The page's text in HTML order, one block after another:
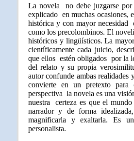
La novela
no debe juzgarse
explicado en muchas ocasiones,
histórica y con mayor necesidad
como los precolombinos. El
históricos y lingüísticos. La
científicamente cada juicio,
que ellos estén obligados por la
del relato y su propia
autor confunde ambas realidades
convierte en un pretexto
perspectiva la novela es una
nuestra
certeza es que el
narrador y de forma
magnificarla y exaltarla. Es
personalista.